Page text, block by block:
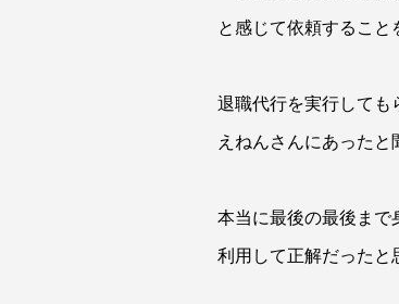
と感じて依頼すること
退職代行を実行しても
えねんさんにあったと
本当に最後の最後まで
利用して正解だったと